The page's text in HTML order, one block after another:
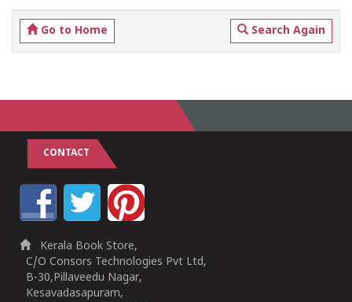
Go to Home Search Again
CONTACT
Kerala Book Store,
C/O Consors Technologies Pvt Ltd,
B-30,Pillaveedu Nagar,
Kesavadasapuram,